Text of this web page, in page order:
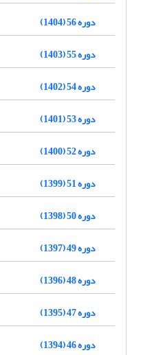
دوره 56 (1404)
دوره 55 (1403)
دوره 54 (1402)
دوره 53 (1401)
دوره 52 (1400)
دوره 51 (1399)
دوره 50 (1398)
دوره 49 (1397)
دوره 48 (1396)
دوره 47 (1395)
دوره 46 (1394)